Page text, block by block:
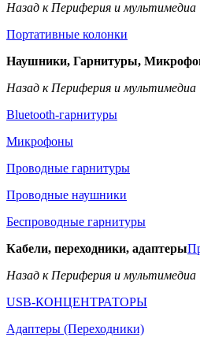
Назад к Периферия и мультимедиа
Портативные колонки
Наушники, Гарнитуры,
Назад к Периферия и мультимедиа
Bluetooth-гарнитуры
Микрофоны
Проводные гарнитуры
Проводные наушники
Беспроводные гарнитуры
Кабели, переходники, адаптеры
Назад к Периферия и мультимедиа
USB-КОНЦЕНТРАТОРЫ
Адаптеры (Переходники)